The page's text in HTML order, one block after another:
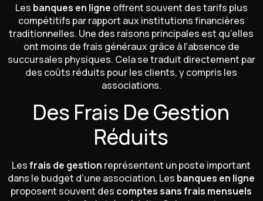
Les banques en ligne offrent souvent des tarifs plus
compétitifs par rapport aux institutions financières
traditionnelles. Une des raisons principales est qu’elles
ont moins de frais généraux grâce à l’absence de
succursales physiques. Cela se traduit directement par
des coûts réduits pour les clients, y compris les
associations.
Des Frais De Gestion
Réduits
Lesfrais de gestion représentent un poste important
dans le budget d’une association. Les banques en ligne
proposent souvent des comptes sans frais mensuels